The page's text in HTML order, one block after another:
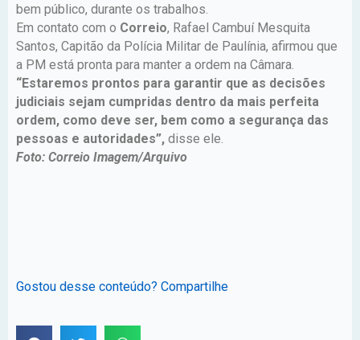
bem público, durante os trabalhos.
Em contato com o Correio, Rafael Cambuí Mesquita
Santos, Capitão da Polícia Militar de Paulínia, afirmou que
a PM está pronta para manter a ordem na Câmara.
“Estaremos prontos para garantir que as decisões
judiciais sejam cumpridas dentro da mais perfeita
ordem, como deve ser, bem como a segurança das
pessoas e autoridades”, disse ele.
Foto: Correio Imagem/Arquivo
Gostou desse conteúdo? Compartilhe